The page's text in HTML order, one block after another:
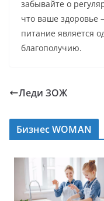
забывайте о
что ваше здоровье
питание является
благополучию.
Леди ЗОЖ
Бизнес WOMAN